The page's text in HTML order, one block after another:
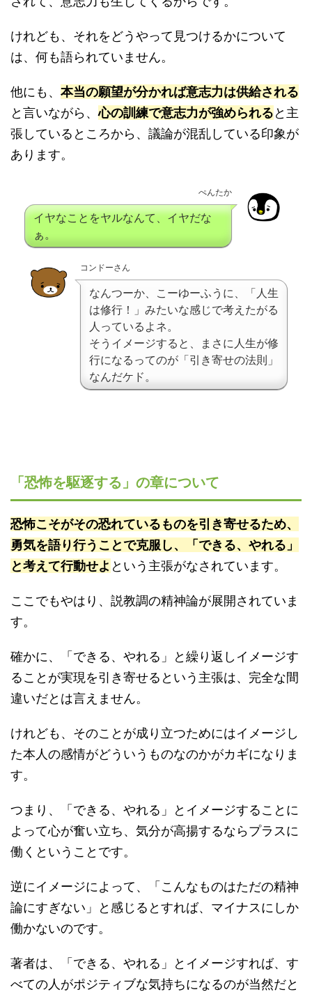
けれども、それをどうやって見つけるかについて
は、何も語られていません。
他にも、 本当の願望が分かれば意志力は供給される
と言いながら、心の訓練で意志力が強められると主
張しているところから、議論が混乱している印象が
あります。
ぺんたか
イヤなことをヤルなんて、イヤだな
ぁ。
コンドーさん
なんつーか、こーゆーふうに、「人生
は修行！」みたいな感じで考えたがる
人っているよネ。
そうイメージすると、まさに人生が修
行になるってのが「引き寄せの法則」
なんだケド。
「恐怖を駆逐する」の章について
恐怖こそがその恐れているものを引き寄せるため、
勇気を語り行うことで克服し、「できる、やれる」
と考えて行動せよ という主張がなされています。
ここでもやはり、説教調の精神論が展開されていま
す。
確かに、「できる、やれる」と繰り返しイメージす
ることが実現を引き寄せるという主張は、完全な間
違いだとは言えません。
けれども、そのことが成り立つためにはイメージし
た本人の感情がどういうものなのかがカギになりま
す。
つまり、「できる、やれる」とイメージすることに
よって心が奮い立ち、気分が高揚するならプラスに
働くということです。
逆にイメージによって、「こんなものはただの精神
論にすぎない」と感じるとすれば、マイナスにしか
働かないのです。
著者は、「できる、やれる」とイメージすれば、す
べての人がポジティブな気持ちになるのが当然だと